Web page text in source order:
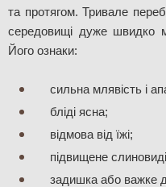
та протягом. Тривале
середовищі дуже швидко
Його ознаки:
сильна млявість і
бліді ясна;
відмова від їжі;
підвищене
задишка або важке